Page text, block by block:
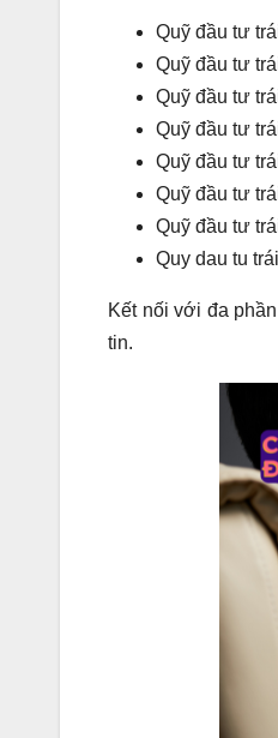
Quỹ đầu tư
Quỹ đầu tư
Quỹ đầu tư
Quỹ đầu tư
Quỹ đầu tư
Quỹ đầu tư
Quỹ đầu tư
Quy dau tu
Kết nối với đa
tin.